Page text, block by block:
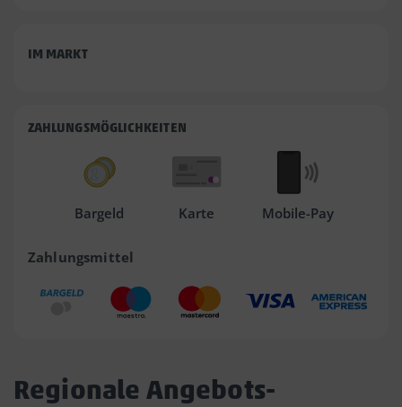
IM MARKT
ZAHLUNGSMÖGLICHKEITEN
Bargeld Karte Mobile-Pay
Zahlungsmittel
Regionale Angebots-